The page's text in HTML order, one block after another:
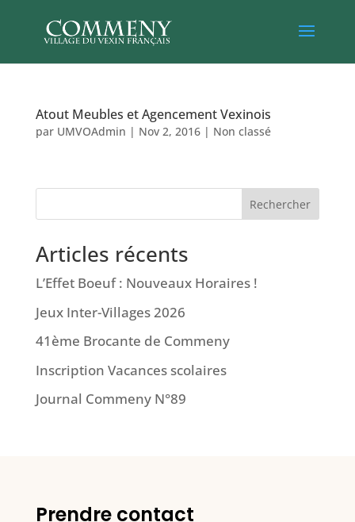
Atout Meubles et Agencement Vexinois
par UMVOAdmin | Nov 2, 2016| Non classé
Rechercher
Articles récents
L’Effet Boeuf : Nouveaux Horaires !
Jeux Inter-Villages 2026
41ème Brocante de Commeny
Inscription Vacances scolaires
Journal Commeny N°89
Prendre contact